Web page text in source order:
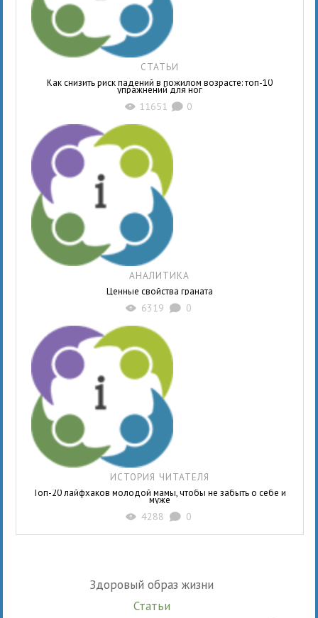
СТАТЬИ
Как снизить риск падений в пожилом возрасте: топ-10
упражнений для ног
X 11651 K 0
АНАЛИТИКА
Ценные свойства граната
X 6319 K 0
ИСТОРИЯ ЧИТАТЕЛЯ
Топ-20 лайфхаков молодой мамы, чтобы не забыть о себе и
муже
X 4288 K 0
Здоровый образ жизни
Статьи